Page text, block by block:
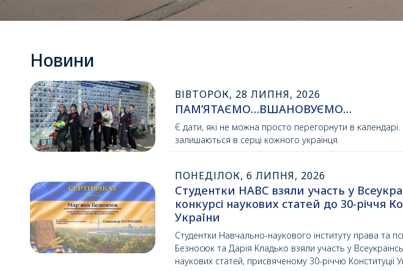
Новини
ВІВТОРОК, 28 ЛИПНЯ, 2026
ПАМ’ЯТАЄМО…ВШАНОВУЄМО…
Є дати, які не можна просто перегорнути в
залишаються в серці кожного українця.
ПОНЕДІЛОК, 6 ЛИПНЯ, 2026
Студентки НАВС взяли участь у
конкурсі наукових статей до 30-річчя
України
Студентки Навчально-наукового інституту права та
Безносюк та Дарія Кладько взяли участь у
наукових статей, присвяченому 30-річчю Конституції